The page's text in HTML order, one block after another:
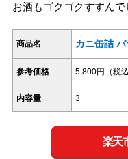
お酒もゴクゴクすすんで
商品名 カニ缶詰
参考価格 5,800円（税込
内容量 3
楽天